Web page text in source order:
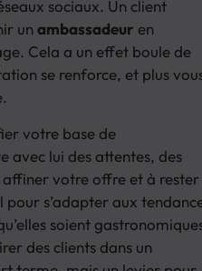
sociaux. Un client
un ambassadeur en
Cela a un effet boule de
se renforce, et plus
votre base de
avec lui des attentes, des
affiner votre offre et à rester
s’adapter aux
soient
des clients dans un